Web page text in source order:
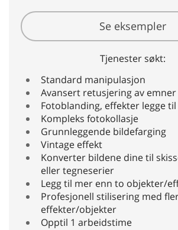
Se eksempler
Tjenester søkt:
Standard manipulasjon
Avansert retusjering av emner
Fotoblanding, effekter legge til
Kompleks fotokollasje
Grunnleggende bildefarging
Vintage effekt
Konverter bildene dine til
eller tegneserier
Legg til mer enn to objekter/
Profesjonell stilisering med
effekter/objekter
Opptil 1 arbeidstime